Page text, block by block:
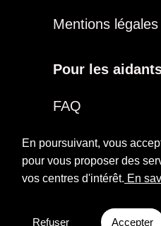
Mentions légales
Pour les
FAQ
Être aidant
Aidants
En poursuivant, vous
pour vous proposer des
vos centres d'intérêt. En
Refuser Accepter